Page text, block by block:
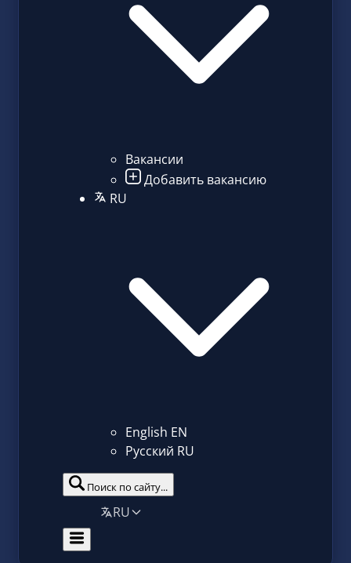
Вакансии
Добавить вакансию
RU
English EN
Русский RU
Поиск по сайту...
RU